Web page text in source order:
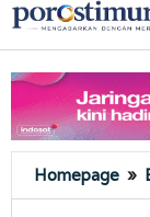
Lewati
ke
Homepage »